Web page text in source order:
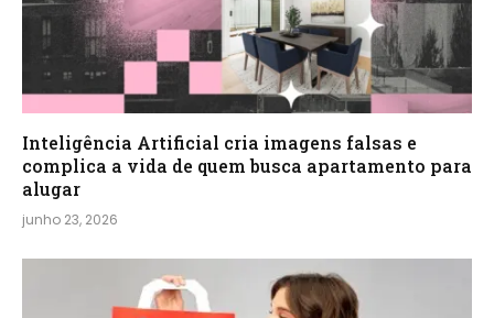
Inteligência Artificial cria imagens falsas e
complica a vida de quem busca apartamento para
alugar
junho 23, 2026